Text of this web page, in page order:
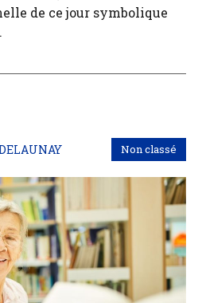
de ce jour symbolique
Non classé